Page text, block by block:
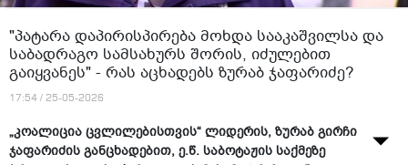
"პატარა დაპირისპირება მოხდა სააკაშვილსა და
საბადრაგო სამსახურს შორის, იძულებით
გაიყვანეს" - რას აცხადებს ზურაბ ჯაფარიძე?
17:54 / 25-05-2026
„კოალიცია ცვლილებისთვის“ ლიდერის, ზურაბ გირჩი
ჯაფარიძის განცხადებით, ე.წ. საბოტაჟის საქმეზე